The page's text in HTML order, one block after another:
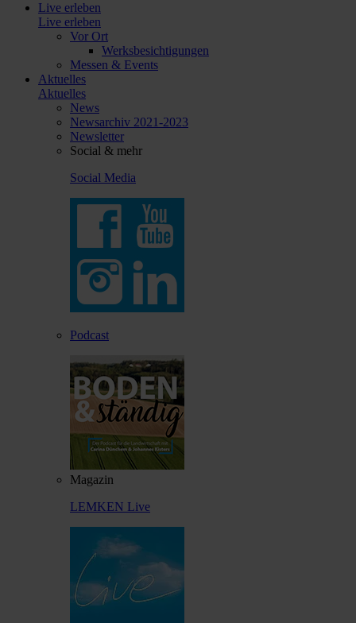
Live erleben
Live erleben
Vor Ort
Werksbesichtigungen
Messen & Events
Aktuelles
Aktuelles
News
Newsarchiv 2021-2023
Newsletter
Social & mehr
Social Media
Podcast
Magazin
LEMKEN Live